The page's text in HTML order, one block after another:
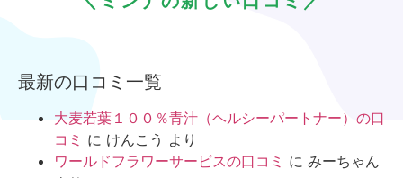
最新の口コミ一覧
大麦若葉１００％青汁（ヘルシーパートナー）の口
コミ に けんこう より
ワールドフラワーサービスの口コミ に みーちゃん